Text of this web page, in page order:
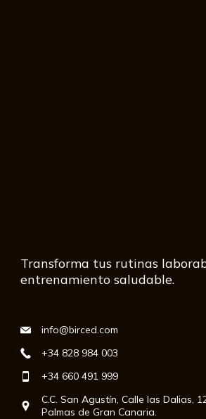
Transforma tus rutinas
entrenamiento saludable.
info@birced.com
+34 828 984 003
+34 660 491 999
C.C. San Agustín, Calle las Dalias,
Palmas de Gran Canaria.